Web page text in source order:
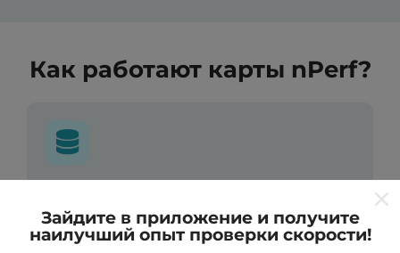
Как работают карты nPerf?
Данные собираются из тестов, проведенных
Зайдите в приложение и получите
наилучший опыт проверки скорости!